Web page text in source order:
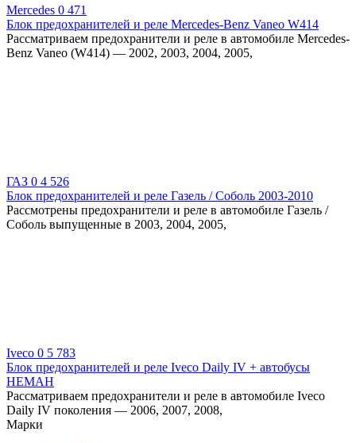
Mercedes 0 471
Блок предохранителей и реле Mercedes-Benz Vaneo W414
Рассматриваем предохранители и реле в автомобиле Mercedes-
Benz Vaneo (W414) — 2002, 2003, 2004, 2005,
ГАЗ 0 4 526
Блок предохранителей и реле Газель / Соболь 2003-2010
Рассмотрены предохранители и реле в автомобиле Газель /
Соболь выпущенные в 2003, 2004, 2005,
Iveco 0 5 783
Блок предохранителей и реле Iveco Daily IV + автобусы
НЕМАН
Рассматриваем предохранители и реле в автомобиле Iveco
Daily IV поколения — 2006, 2007, 2008,
Марки